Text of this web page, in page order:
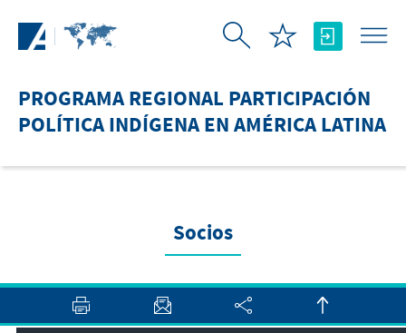
PROGRAMA REGIONAL PARTICIPACIÓN
POLÍTICA INDÍGENA EN AMÉRICA LATINA
Socios